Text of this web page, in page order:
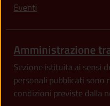
Eventi
Amministrazione
Sezione istituita ai sensi
personali pubblicati sono
condizioni previste dalla